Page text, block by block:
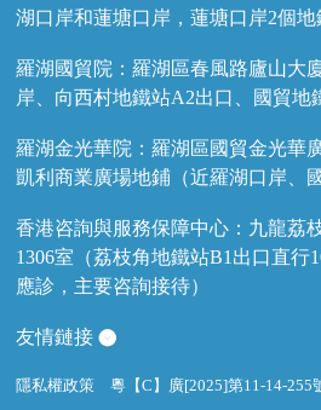
湖口岸和蓮塘口岸，蓮塘口岸2個地
羅湖國貿院：羅湖區春風路廬山大
岸、向西村地鐵站A2出口、國貿地
羅湖金光華院：羅湖區國貿金光華
凱利商業廣場地鋪（近羅湖口岸、
香港咨詢與服務保障中心：九龍荔
1306室（荔枝角地鐵站B1出口直行
應診，主要咨詢接待）
友情鏈接
隱私權政策 粵【C】廣[2025]第11-14-255